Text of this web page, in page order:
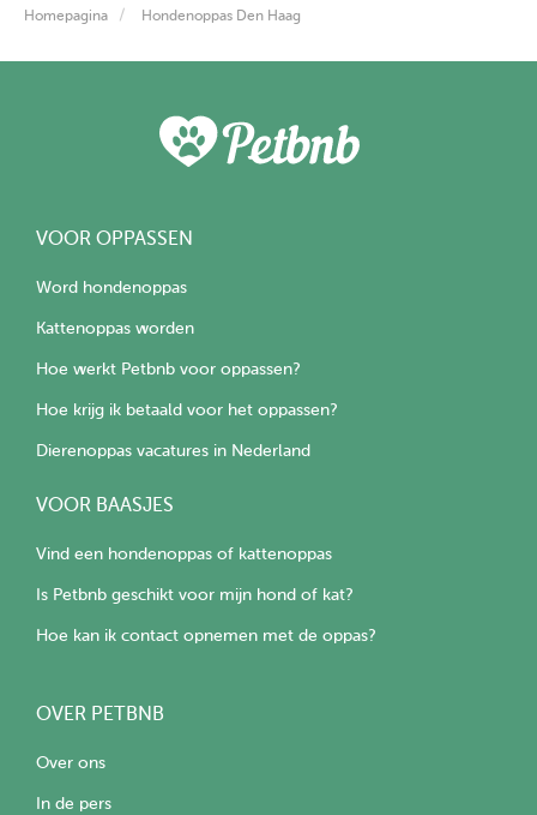
Homepagina Hondenoppas Den Haag
VOOR OPPASSEN
Word hondenoppas
Kattenoppas worden
Hoe werkt Petbnb voor oppassen?
Hoe krijg ik betaald voor het oppassen?
Dierenoppas vacatures in Nederland
VOOR BAASJES
Vind een hondenoppas of kattenoppas
Is Petbnb geschikt voor mijn hond of kat?
Hoe kan ik contact opnemen met de oppas?
OVER PETBNB
Over ons
In de pers